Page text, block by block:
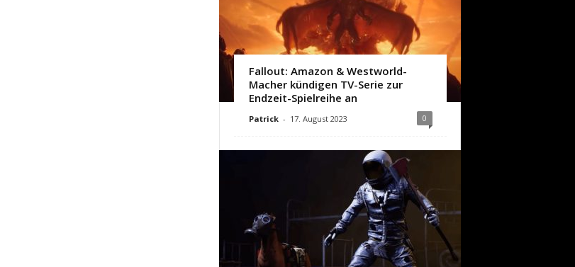
Fallout: Amazon & Westworld-
Macher kündigen TV-Serie zur
Endzeit-Spielreihe an
Patrick - 17. August 2023 0